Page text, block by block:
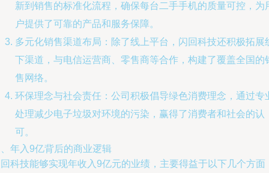
新到销售的标准化流程，确保每台二手手机的质量可控，为
户提供了可靠的产品和服务保障。
多元化销售渠道布局：除了线上平台，闪回科技还积极拓展
下渠道，与电信运营商、零售商等合作，构建了覆盖全国的
售网络。
环保理念与社会责任：公司积极倡导绿色消费理念，通过专
处理减少电子垃圾对环境的污染，赢得了消费者和社会的认
可。
年入9亿背后的商业逻辑
科技能够实现年收入9亿元的业绩，主要得益于以下几个方面